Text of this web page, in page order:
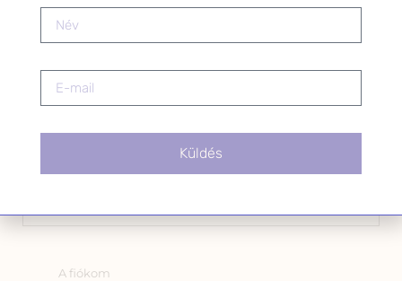
hírleveleket küldjön nekem.
A hírlevélről bármikor
linkre kattintva.
A fiókom
Küldés